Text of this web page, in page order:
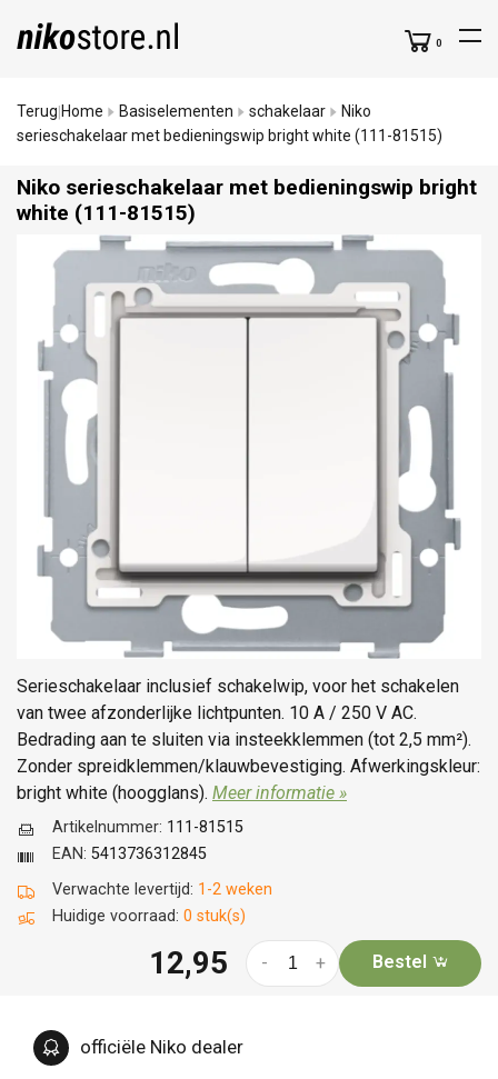
0
Terug Home Basiselementen schakelaar
Niko
serieschakelaar met bedieningswip bright white (111-81515)
Niko serieschakelaar met bedieningswip bright
white (111-81515)
Serieschakelaar inclusief schakelwip, voor het schakelen
van twee afzonderlijke lichtpunten. 10 A / 250 V AC.
Bedrading aan te sluiten via insteekklemmen (tot 2,5 mm²).
Zonder spreidklemmen/klauwbevestiging. Afwerkingskleur:
bright white (hoogglans). Meer informatie »
Verwachte levertijd: 1-2 weken
Huidige voorraad: 0 stuk(s)
Artikelnummer: 111-81515
EAN: 5413736312845
12,95 +
- Bestel
officiële Niko dealer